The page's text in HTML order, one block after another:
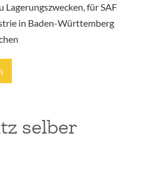
für SAF
in Baden-Württemberg
selber